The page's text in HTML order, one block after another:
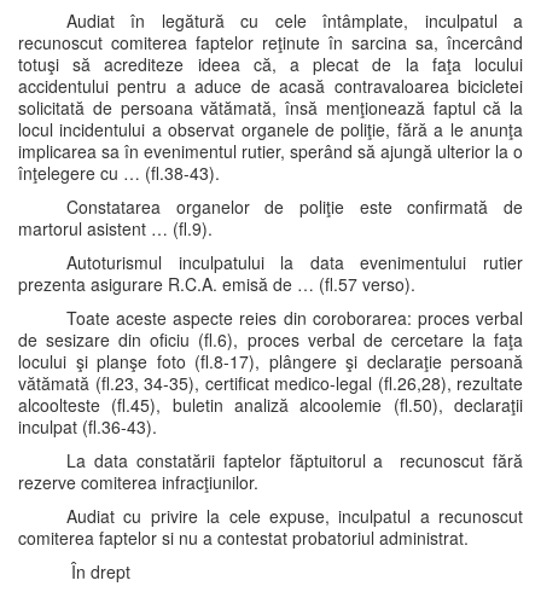
Audiat în legătură cu cele întâmplate, inculpatul a
recunoscut comiterea faptelor reţinute în sarcina sa, încercând
totuşi să acrediteze ideea că, a plecat de la faţa locului
accidentului pentru a aduce de acasă contravaloarea bicicletei
solicitată de persoana vătămată, însă menţionează faptul că la
locul incidentului a observat organele de poliţie, fără a le anunţa
implicarea sa în evenimentul rutier, sperând să ajungă ulterior la o
înţelegere cu … (fl.38-43).
Constatarea organelor de poliţie este confirmată de
martorul asistent … (fl.9).
Autoturismul inculpatului la data evenimentului rutier
prezenta asigurare R.C.A. emisă de … (fl.57 verso).
Toate aceste aspecte reies din coroborarea: proces verbal
de sesizare din oficiu (fl.6), proces verbal de cercetare la faţa
locului şi planşe foto (fl.8-17), plângere şi declaraţie persoană
vătămată (fl.23, 34-35), certificat medico-legal (fl.26,28), rezultate
alcoolteste (fl.45), buletin analiză alcoolemie (fl.50), declaraţii
inculpat (fl.36-43).
La data constatării faptelor făptuitorul a recunoscut fără
rezerve comiterea infracţiunilor.
Audiat cu privire la cele expuse, inculpatul a recunoscut
comiterea faptelor si nu a contestat probatoriul administrat.
În drept